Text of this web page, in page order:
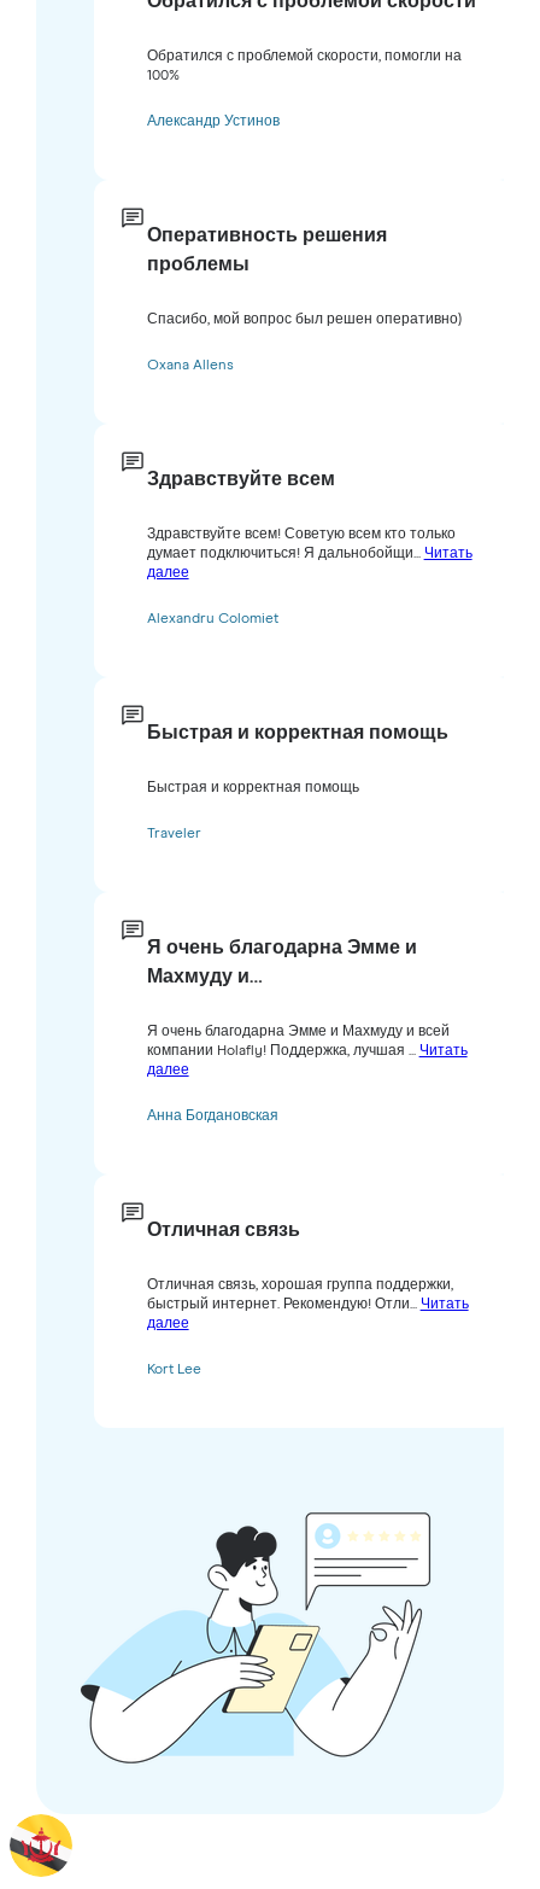
Обратился с проблемой скорости, помогли на
100%
Александр Устинов
Оперативность решения
проблемы
Спасибо, мой вопрос был решен оперативно)
Oxana Allens
Здравствуйте всем
Здравствуйте всем! Советую всем кто только
думает подключиться! Я дальнобойщи... Читать
далее
Alexandru Colomiet
Быстрая и корректная помощь
Быстрая и корректная помощь
Traveler
Я очень благодарна Эмме и
Махмуду и…
Я очень благодарна Эмме и Махмуду и всей
компании Holafly! Поддержка, лучшая ... Читать
далее
Анна Богдановская
Отличная связь
Отличная связь, хорошая группа поддержки,
быстрый интернет. Рекомендую! Отли... Читать
далее
Kort Lee